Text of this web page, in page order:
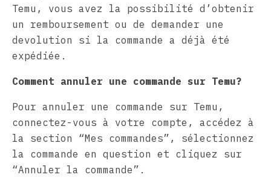
Temu, vous avez la possibilité d’obtenir
un remboursement ou de demander une
devolution si la commande a déjà été
expédiée.
Comment annuler une commande sur Temu?
Pour annuler une commande sur Temu,
connectez-vous à votre compte, accédez à
la section “Mes commandes”, sélectionnez
la commande en question et cliquez sur
“Annuler la commande”.